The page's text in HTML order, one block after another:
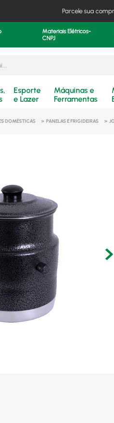
Parcele sua
Materiais Elétricos-
CNPJ
Esporte
e Lazer
Máquinas e
Ferramentas
DOMÉSTICAS PANELAS E FRIGIDEIRAS